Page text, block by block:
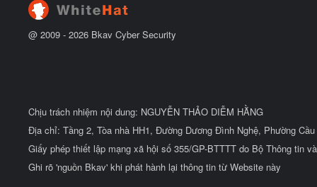
@ 2009 - 2026 Bkav Cyber Security
Chịu trách nhiệm nội dung: NGUYỄN THẢO DIỄM HẰNG
Địa chỉ: Tầng 2, Tòa nhà HH1, Đường Dương Đình Nghệ, Phường
Giấy phép thiết lập mạng xã hội số 355/GP-BTTTT do Bộ Thông tin
Ghi rõ 'nguồn Bkav' khi phát hành lại thông tin từ Website này